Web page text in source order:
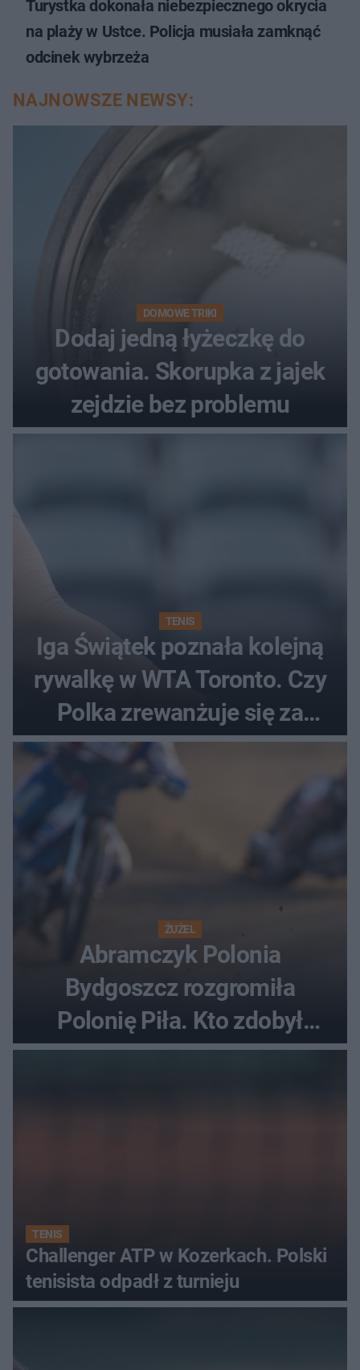
Turystka dokonała niebezpiecznego okrycia
na plaży w Ustce. Policja musiała zamknąć
odcinek wybrzeża
NAJNOWSZE NEWSY:
DOMOWE TRIKI
Dodaj jedną łyżeczkę do
gotowania. Skorupka z jajek
zejdzie bez problemu
TENIS
Iga Świątek poznała kolejną
rywalkę w WTA Toronto. Czy
Polka zrewanżuje się za
ostatnią porażkę?
ŻUŻEL
Abramczyk Polonia
Bydgoszcz rozgromiła
Polonię Piła. Kto zdobył
najwięcej punktów?
TENIS
Challenger ATP w Kozerkach. Polski
tenisista odpadł z turnieju